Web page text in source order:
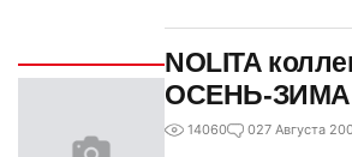
NOLITA
ОСЕНЬ-ЗИМА
14060 027 Августа